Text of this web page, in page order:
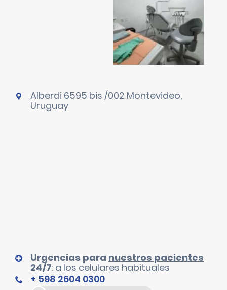
Alberdi 6595 bis /002 Montevideo,
Uruguay
Urgencias para nuestros pacientes
24/7: a los celulares habituales
+ 598 2604 0300